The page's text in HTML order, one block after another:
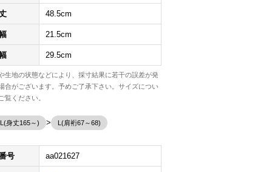
48.5cm
21.5cm
29.5cm
生地の状態などにより、採寸結果に若干の誤差が発
合がございます。予めご了承下さい。サイズについ
覧ください。
身丈165～) L(肩裄67～68)
号 aa021627